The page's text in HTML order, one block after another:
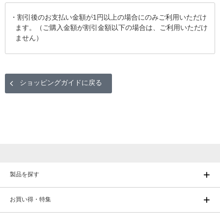
割引後のお支払い金額が1円以上の場合にのみご利用いただけ
ます。（ご購入金額が割引金額以下の場合は、ご利用いただけ
ません）
ショッピングガイドに戻る
製品を探す
お買い得・特集